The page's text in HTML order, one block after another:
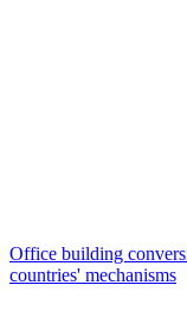
Office building
countries' mechanisms